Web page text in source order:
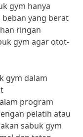
gym hanya
yang berat
ringan
gym agar otot-
gym dalam
program
pelatih atau
sabuk gym